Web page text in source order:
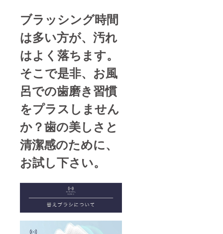
ブラッシング時間
は多い方が、汚れ
はよく落ちます。
そこで是非、お風
呂での歯磨き習慣
をプラスしません
か？歯の美しさと
清潔感のために、
お試し下さい。